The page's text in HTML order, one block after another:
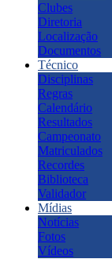
Clubes
Diretoria
Localização
Documentos
Técnico
Disciplinas
Regras
Calendário
Resultados
Campeonato
Matriculados
Recordes
Biblioteca
Validador
Mídias
Notícias
Fotos
Vídeos